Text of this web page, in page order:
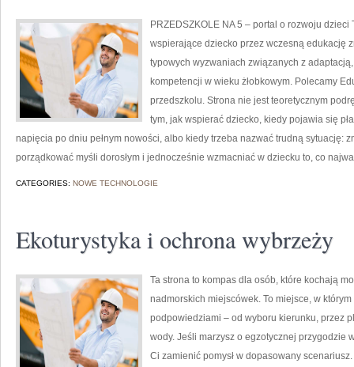
PRZEDSZKOLE NA 5 – portal o rozwoju
wspierające dziecko przez wczesną edukację
typowych wyzwaniach związanych z
kompetencji w wieku żłobkowym. Polecamy
przedszkolu. Strona nie jest teoretycznym
tym, jak wspierać dziecko, kiedy pojawia się
napięcia po dniu pełnym nowości, albo kiedy trzeba nazwać trudną sytuację:
porządkować myśli dorosłym i jednocześnie wzmacniać w dziecku to, co
CATEGORIES: NOWE TECHNOLOGIE
Ekoturystyka i ochrona wybrzeży
Ta strona to kompas dla osób, które kochają
nadmorskich miejscówek. To miejsce, w
podpowiedziami – od wyboru kierunku, przez
wody. Jeśli marzysz o egzotycznej przygodzie
Ci zamienić pomysł w dopasowany